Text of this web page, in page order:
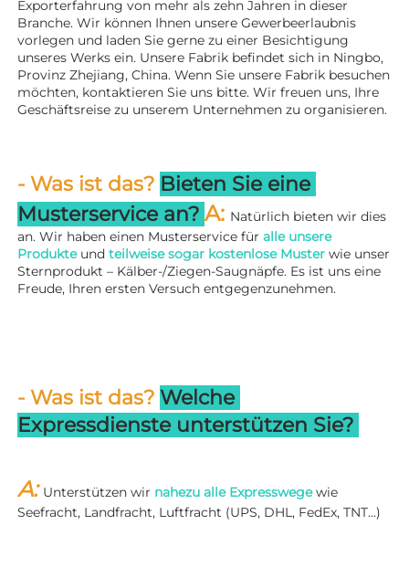
Exporterfahrung von mehr als zehn Jahren in dieser
Branche. Wir können Ihnen unsere Gewerbeerlaubnis
vorlegen und laden Sie gerne zu einer Besichtigung
unseres Werks ein. Unsere Fabrik befindet sich in Ningbo,
Provinz Zhejiang, China. Wenn Sie unsere Fabrik besuchen
möchten, kontaktieren Sie uns bitte. Wir freuen uns, Ihre
Geschäftsreise zu unserem Unternehmen zu organisieren.
- Was ist das? Bieten Sie eine
Musterservice an? A: Natürlich bieten wir dies
an. Wir haben einen Musterservice für alle unsere
Produkte und teilweise sogar kostenlose Muster wie unser
Sternprodukt – Kälber-/Ziegen-Saugnäpfe. Es ist uns eine
Freude, Ihren ersten Versuch entgegenzunehmen.
- Was ist das? Welche
Expressdienste unterstützen Sie?
A: Unterstützen wir nahezu alle Expresswege wie
Seefracht, Landfracht, Luftfracht (UPS, DHL, FedEx, TNT...)